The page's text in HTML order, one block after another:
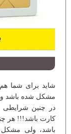
شاید برای شما
مشکل شده باشد و
در چنین
کارت باشد!!! هر
باشد، ولی مشکل